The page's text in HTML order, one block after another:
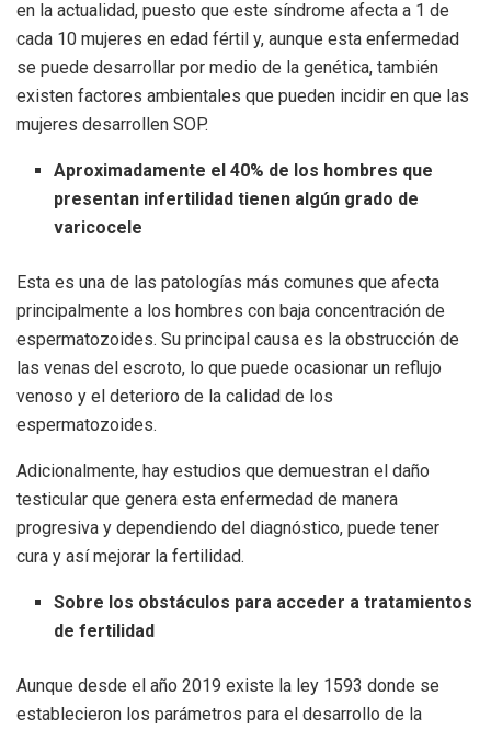
en la actualidad, puesto que este síndrome afecta a 1 de
cada 10 mujeres en edad fértil y, aunque esta enfermedad
se puede desarrollar por medio de la genética, también
existen factores ambientales que pueden incidir en que las
mujeres desarrollen SOP.
Aproximadamente el 40% de los hombres que
presentan infertilidad tienen algún grado de
varicocele
Esta es una de las patologías más comunes que afecta
principalmente a los hombres con baja concentración de
espermatozoides. Su principal causa es la obstrucción de
las venas del escroto, lo que puede ocasionar un reflujo
venoso y el deterioro de la calidad de los
espermatozoides.
Adicionalmente, hay estudios que demuestran el daño
testicular que genera esta enfermedad de manera
progresiva y dependiendo del diagnóstico, puede tener
cura y así mejorar la fertilidad.
Sobre los obstáculos para acceder a tratamientos
de fertilidad
Aunque desde el año 2019 existe la ley 1593 donde se
establecieron los parámetros para el desarrollo de la